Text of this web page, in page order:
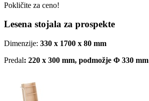
Pokličite za ceno!
Lesena stojala za prospekte
Dimenzije: 330 x 1700 x 80 mm
Predal: 220 x 300 mm, podmožje Φ 330 mm